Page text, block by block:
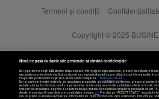
Termeni și condiții
Copyright © 2025
Nouă ne pasă ca datele tale personale să rămână confidențiale
Noi și partenerii noștri589stocăm și/sau accesăm informații pe dispozitivul dvs., precum identificatorii
sau gestiona preferințele dvs. făcând clic mai jos, respectiv vă puteți opune utilizării unui interes legitim în
fi raportate partenerilor noștri și nu vă vor afecta navigarea.
Mai multe detalii
Noi si partenerii nostri (retelele de socializare si agentiile de publicitate partenere, precum si
website-ului sa functioneze, pentru a personaliza continutul si anunturile publicitare afisate in functie
retelelor de socializare si pentru a analiza traficul pe website. Beneficiati de drepturile prevazute de art.
Aceste drepturi pot fi exercitate prin modalitatea indicataaici. Prin click pe “ACCEPT TOATE”, acceptati
dvs. cu privire la stocarea/accesarea informatiilor de catre Vendor-ii cu care colaboram. Prin click pe